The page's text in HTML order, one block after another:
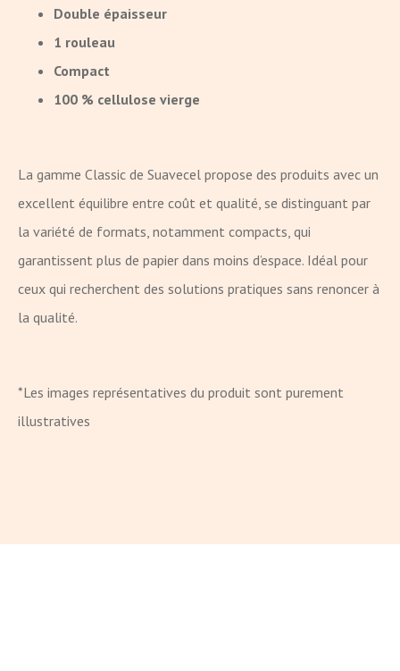
Double épaisseur
1 rouleau
Compact
100 % cellulose vierge
La gamme Classic de Suavecel propose des produits avec un
excellent équilibre entre coût et qualité, se distinguant par
la variété de formats, notamment compacts, qui
garantissent plus de papier dans moins d’espace. Idéal pour
ceux qui recherchent des solutions pratiques sans renoncer à
la qualité.
*Les images représentatives du produit sont purement
illustratives